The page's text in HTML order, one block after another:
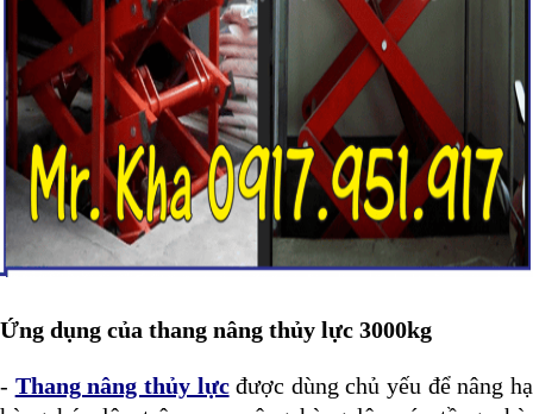
Ứng dụng của thang nâng thủy lực 3000kg
- Thang nâng thủy lựcđược dùng chủ yếu để nâng hạ